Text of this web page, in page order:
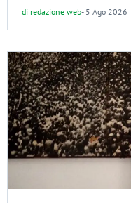
di redazione web- 5 Ago 2026